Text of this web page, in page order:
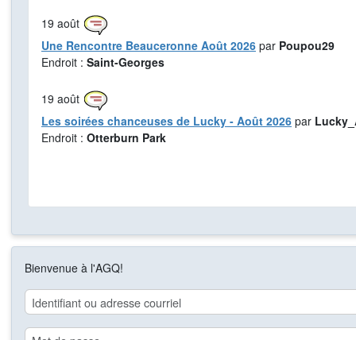
Bienvenue à l'AGQ!
19 août
Une Rencontre Beauceronne Août 2026 par Poupou29
Endroit : Saint-Georges
19 août
Les soirées chanceuses de Lucky - Août 2026 par
Endroit : Otterburn Park